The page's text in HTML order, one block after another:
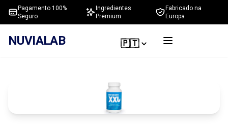
Pagamento 100%
Seguro
Ingredientes
Premium
Fabricado na
Europa
NUVIALAB 🇵🇹